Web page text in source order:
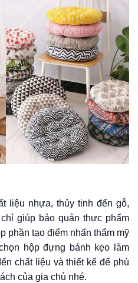
liệu nhựa, thủy tinh đến gỗ,
giúp bảo quản thực phẩm
phần tạo điểm nhấn thẩm mỹ
hộp đựng bánh kẹo làm
chất liệu và thiết kế để phù
của gia chủ nhé.